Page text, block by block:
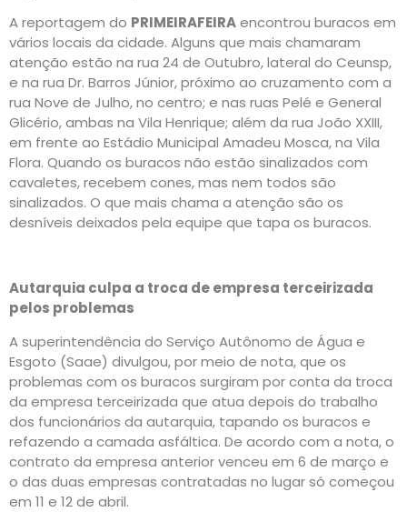
A reportagem do PRIMEIRAFEIRAencontrou buracos em
vários locais da cidade. Alguns que mais chamaram
atenção estão na rua 24 de Outubro, lateral do Ceunsp,
e na rua Dr. Barros Júnior, próximo ao cruzamento com a
rua Nove de Julho, no centro; e nas ruas Pelé e General
Glicério, ambas na Vila Henrique; além da rua João XXIII,
em frente ao Estádio Municipal Amadeu Mosca, na Vila
Flora. Quando os buracos não estão sinalizados com
cavaletes, recebem cones, mas nem todos são
sinalizados. O que mais chama a atenção são os
desníveis deixados pela equipe que tapa os buracos.
Autarquia culpa a troca de empresa terceirizada
pelos problemas
A superintendência do Serviço Autônomo de Água e
Esgoto (Saae) divulgou, por meio de nota, que os
problemas com os buracos surgiram por conta da troca
da empresa terceirizada que atua depois do trabalho
dos funcionários da autarquia, tapando os buracos e
refazendo a camada asfáltica. De acordo com a nota, o
contrato da empresa anterior venceu em 6 de março e
o das duas empresas contratadas no lugar só começou
em 11 e 12 de abril.